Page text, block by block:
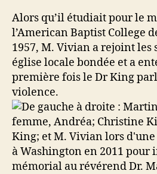
Alors qu’il étudiait pour le
l’American Baptist College
1957, M. Vivian a rejoint les
église locale bondée et a
première fois le Dr King
violence.